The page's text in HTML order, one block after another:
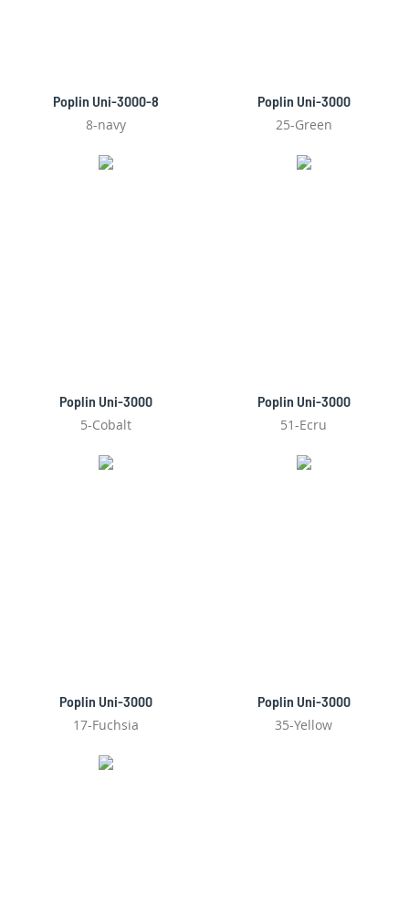
Poplin Uni-3000-8
8-navy
Poplin Uni-3000
25-Green
Poplin Uni-3000
5-Cobalt
Poplin Uni-3000
51-Ecru
Poplin Uni-3000
17-Fuchsia
Poplin Uni-3000
35-Yellow